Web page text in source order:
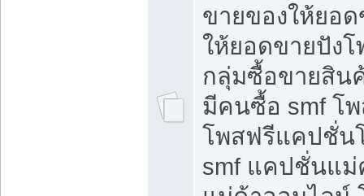
ขายของให้ยอ
ให้ยอดขายปัง
กลุ่มซื้อขายสิน
มีคนซื้อ smf โ
โพสฟรีแคปชั่น
smf แคปชั่นแ